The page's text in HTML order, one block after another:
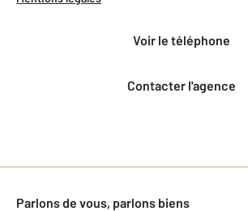
voir le téléphone
Contacter l'agence
Parlons de vous, parlons biens